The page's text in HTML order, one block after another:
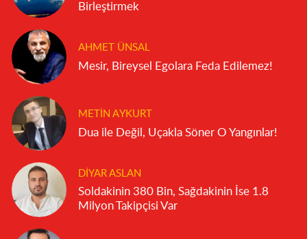
Birleştirmek
AHMET ÜNSAL
Mesir, Bireysel Egolara Feda Edilemez!
METIN AYKURT
Dua ile Değil, Uçakla Söner O Yangınlar!
DIYAR ASLAN
Soldakinin 380 Bin, Sağdakinin İse 1.8
Milyon Takipçisi Var